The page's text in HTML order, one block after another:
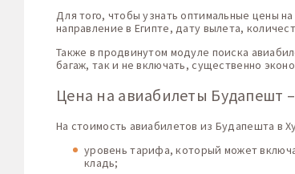
Для того, чтобы узнать оптимальные цены
направление в Египте, дату вылета,
Также в продвинутом модуле поиска
багаж, так и не включать, существенно
Цена на авиабилеты Будапешт
На стоимость авиабилетов из Будапешта в
уровень тарифа, который может
кладь;